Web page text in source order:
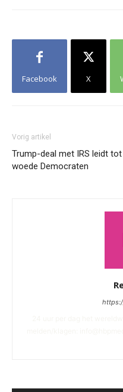
Facebook X
Vorig artikel
Trump-deal met IRS leidt tot
woede Democraten